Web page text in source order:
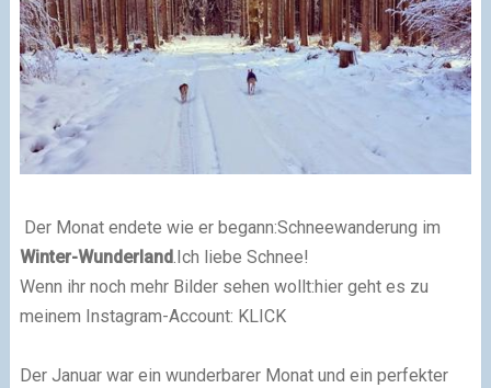
Der Monat endete wie er begann:Schneewanderung im
Winter-Wunderland. Ich liebe Schnee!
Wenn ihr noch mehr Bilder sehen wollt:hier geht es zu
meinem Instagram-Account: KLICK
Der Januar war ein wunderbarer Monat und ein perfekter